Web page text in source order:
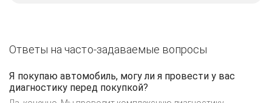
Ответы на часто-задаваемые вопросы
Я покупаю автомобиль, могу ли я провести у вас
диагностику перед покупкой?